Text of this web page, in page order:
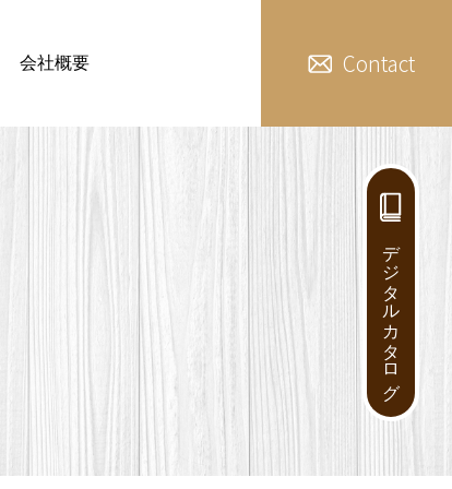
会社概要 Contact
デジタルカタログ